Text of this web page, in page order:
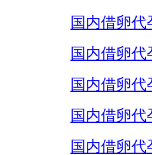
国内借卵代
国内借卵代
国内借卵代
国内借卵代
国内借卵代